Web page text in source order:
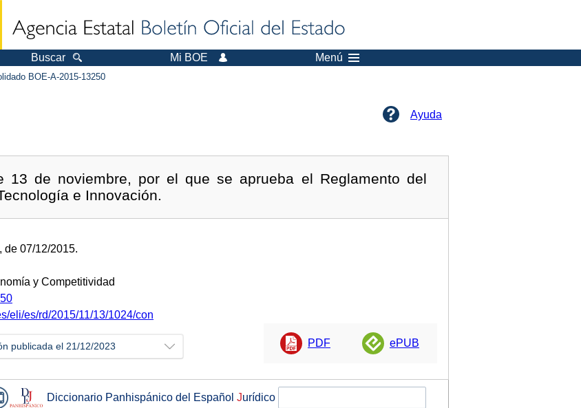
Buscar Mi BOE Menú
BOE-A-2015-13250
Ayuda
13 de noviembre, por el que se aprueba el Reglamento del
e Innovación.
de 07/12/2015.
y Competitividad
eli/es/rd/2015/11/13/1024/con
publicada el 21/12/2023 PDF ePUB
Diccionario Panhispánico del Español Jurídico